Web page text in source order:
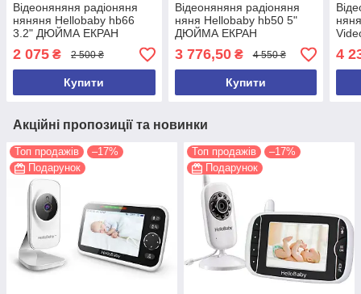
Відеоняняня радіоняня
няняня Hellobaby hb66
3.2" ДЮЙМА ЕКРАН
2 075 ₴ 2 500 ₴
Купити
Відеоняняня радіоняня
няня Hellobaby hb50 5"
ДЮЙМА ЕКРАН
3 776,50₴ 4 550 ₴
Купити
4
Акційні пропозиції та новинки
Топ продажів
–17%
Подарунок
Топ продажів
–17%
Подарунок